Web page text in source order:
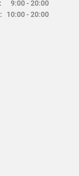
9:00 - 20:00
10:00 - 20:00